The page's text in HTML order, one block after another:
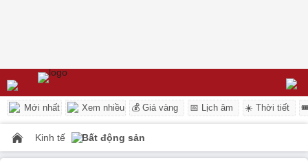
Mới nhất Xem nhiều 💰 Giá vàng 📅 Lịch âm ☀️ Thời tiết
Kinh tế Bất động sản